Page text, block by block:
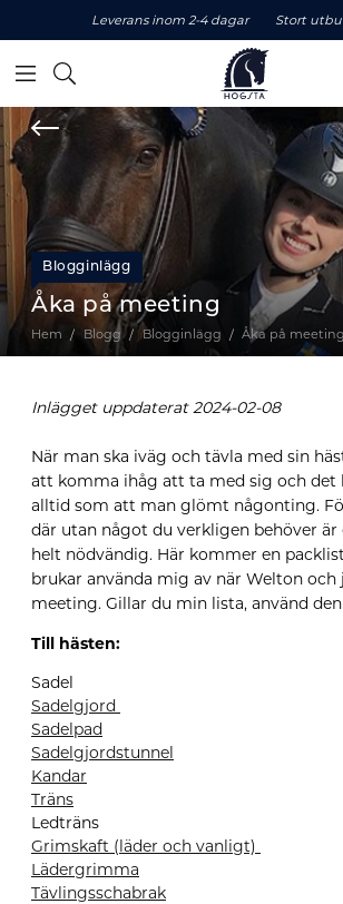
Leverans inom 2-4 dagar Stort
Blogginlägg
Åka på meeting
Hem Blogg Blogginlägg Åka på meeting
Inlägget uppdaterat 2024-02-08
När man ska iväg och tävla med sin
att komma ihåg att ta med sig och det
alltid som att man glömt någonting.
där utan något du verkligen behöver är
helt nödvändig. Här kommer en
brukar använda mig av när Welton och
meeting. Gillar du min lista, använd
Till hästen:
Sadel
Sadelgjord
Sadelpad
Sadelgjordstunnel
Kandar
Träns
Ledträns
Grimskaft (läder och vanligt)
Lädergrimma
Tävlingsschabrak